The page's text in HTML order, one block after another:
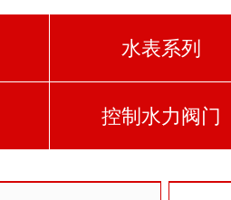
水表系列
控制水力阀门